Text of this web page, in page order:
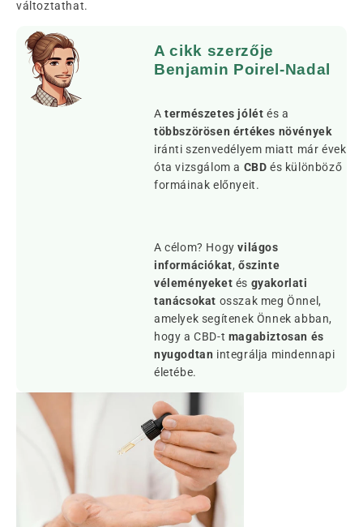
változtathat.
A cikk szerzője
Benjamin Poirel-Nadal
Atermészetes jólét és a
többszörösen értékes növények
iránti szenvedélyem miatt már évek
óta vizsgálom a CBD és különböző
formáinak előnyeit.
A célom? Hogyvilágos
információkat,őszinte
véleményeket és gyakorlati
tanácsokat osszak meg Önnel,
amelyek segítenek Önnek abban,
hogy a CBD-t magabiztosan és
nyugodtan integrálja mindennapi
életébe.